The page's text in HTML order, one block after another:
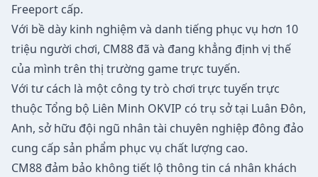
Freeport cấp.
Với bề dày kinh nghiệm và danh tiếng phục vụ hơn 10
triệu người chơi, CM88 đã và đang khẳng định vị thế
của mình trên thị trường game trực tuyến.
Với tư cách là một công ty trò chơi trực tuyến trực
thuộc Tổng bộ Liên Minh OKVIP có trụ sở tại Luân Đôn,
Anh, sở hữu đội ngũ nhân tài chuyên nghiệp đông đảo
cung cấp sản phẩm phục vụ chất lượng cao.
CM88 đảm bảo không tiết lộ thông tin cá nhân khách